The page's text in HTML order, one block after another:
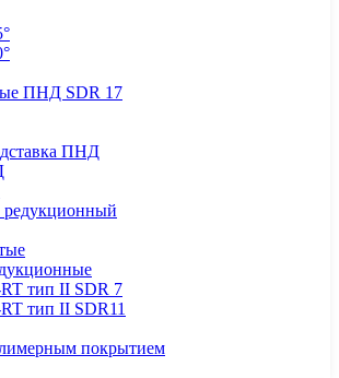
ПНД SDR 17
ПНД
тип II SDR 7
тип II SDR11
покрытием